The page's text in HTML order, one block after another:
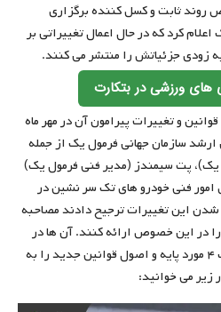
ثابت و کسل کننده برگزاری
کرد که در حال اعمال تغییراتی بر
های ورزشی در بتکارت
و تغییرات پیرامون آن در مهر ماه
سازمان جهانی فرمول یک از جمله
پت سیمندز (مدیر فنی فرمول یک)
فنی خودرو های تک سر نشین در
شدن این تغییرات ترجیح دادند مصاحبه
در این خصوص ارائه کنند. آن ها در
مصاحبه با سایت رسمی فرمول یک ۴ مورد پایه و اصول قوانین جدید را به
زیر می خوانید: